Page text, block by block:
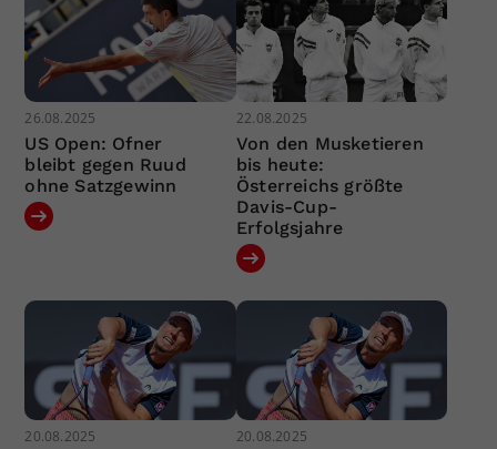
26.08.2025
US Open: Ofner
bleibt gegen Ruud
ohne Satzgewinn
22.08.2025
Von den Musketieren
bis heute:
Österreichs größte
Davis-Cup-
Erfolgsjahre
20.08.2025 20.08.2025